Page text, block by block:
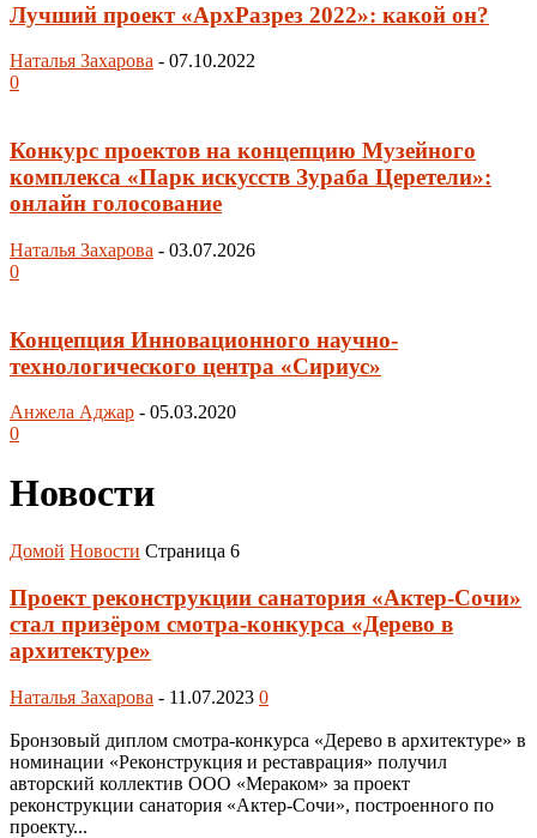
Лучший проект «АрхРазрез 2022»: какой он?
Наталья Захарова - 07.10.2022
0
Конкурс проектов на концепцию Музейного
комплекса «Парк искусств Зураба Церетели»:
онлайн голосование
Наталья Захарова - 03.07.2026
0
Концепция Инновационного научно-
технологического центра «Сириус»
Анжела Аджар - 05.03.2020
0
Новости
Домой Новости Страница 6
Проект реконструкции санатория «Актер-Сочи»
стал призёром смотра-конкурса «Дерево в
архитектуре»
Наталья Захарова - 11.07.2023 0
Бронзовый диплом смотра-конкурса «Дерево в архитектуре» в
номинации «Реконструкция и реставрация» получил
авторский коллектив ООО «Мераком» за проект
реконструкции санатория «Актер-Сочи», построенного по
проекту...